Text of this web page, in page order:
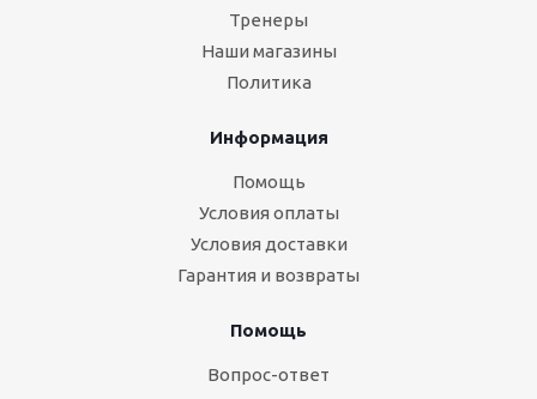
Тренеры
Наши магазины
Политика
Информация
Помощь
Условия оплаты
Условия доставки
Гарантия и возвраты
Помощь
Вопрос-ответ